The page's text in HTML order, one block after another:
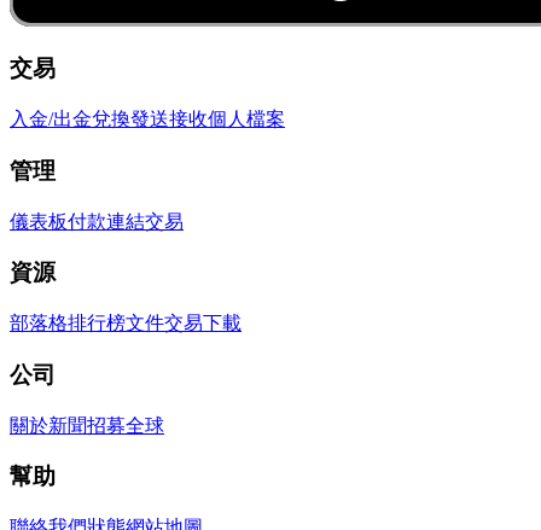
交易
入金/出金兌換發送接收個人檔案
管理
儀表板付款連結交易
資源
部落格排行榜文件交易下載
公司
關於新聞招募全球
幫助